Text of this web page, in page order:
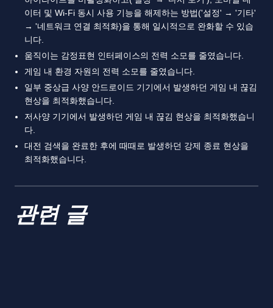
이터 및 Wi-Fi 동시 사용 기능을 해제하는 방법('설정' → '기타'
→ '네트워크 연결 최적화)을 통해 일시적으로 완화할 수 있습
니다.
움직이는 감정표현 인터페이스의 전력 소모를 줄였습니다.
게임 내 환경 자원의 전력 소모를 줄였습니다.
일부 중상급 사양 안드로이드 기기에서 발생하던 게임 내 끊김
현상을 최적화했습니다.
저사양 기기에서 발생하던 게임 내 끊김 현상을 최적화했습니
다.
대전 검색을 완료한 후에 때때로 발생하던 강제 종료 현상을
최적화했습니다.
관련 글